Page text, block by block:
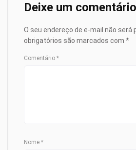
Deixe um comentário
O seu endereço de e-mail não será
obrigatórios são marcados com *
Comentário *
Nome *